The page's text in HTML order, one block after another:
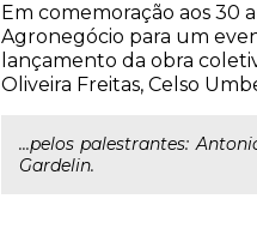
Em comemoração aos 30
Agronegócio para um
lançamento da obra
Oliveira Freitas, Celso
...pelos palestrantes:
Gardelin.